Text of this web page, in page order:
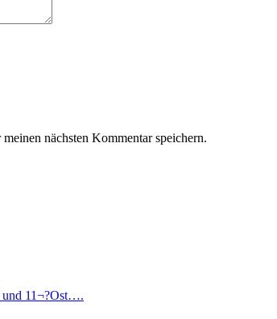
nächsten Kommentar speichern.
und 11¬?Ost….